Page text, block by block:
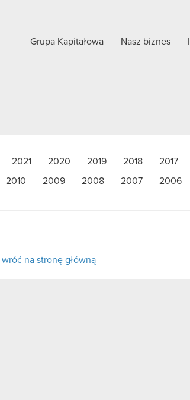
Grupa Kapitałowa Nasz biznes
2021 2020 2019 2018 2017
2010 2009 2008 2007 2006
wróć na stronę główną